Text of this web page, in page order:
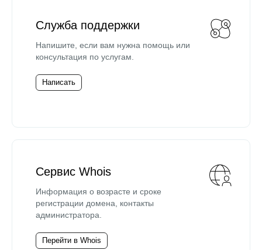
Служба поддержки
Напишите, если вам нужна помощь или
консультация по услугам.
Написать
Сервис Whois
Информация о возрасте и сроке
регистрации домена, контакты
администратора.
Перейти в Whois